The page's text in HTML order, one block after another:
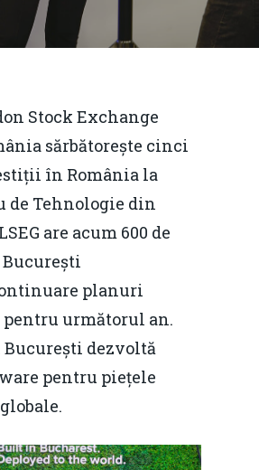
Stock Exchange
sărbătorește cinci
în România la
de Tehnologie din
are acum 600 de
planuri
pentru următorul an.
dezvoltă
pentru piețele